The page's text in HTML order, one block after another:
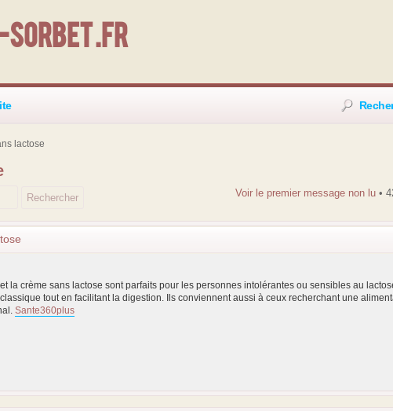
Sorbet .fr
lactose
Voir le premier message non lu•
la crème sans lactose sont parfaits pour les personnes intolérantes ou sensibles au
tout en facilitant la digestion. Ils conviennent aussi à ceux recherchant une
Sante360plus